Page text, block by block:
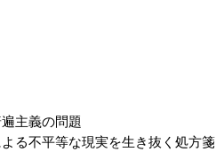
主義の問題
る不平等な現実を生き抜く処方箋